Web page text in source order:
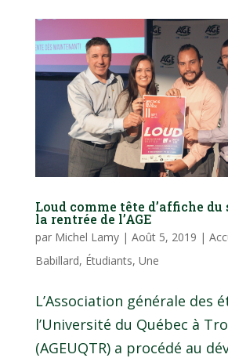
Loud comme tête d’affiche du
la rentrée de l’AGE
par Michel Lamy| Août 5, 2019 |
Babillard, Étudiants, Une
L’Association générale des
l’Université du Québec à
(AGEUQTR) a procédé au